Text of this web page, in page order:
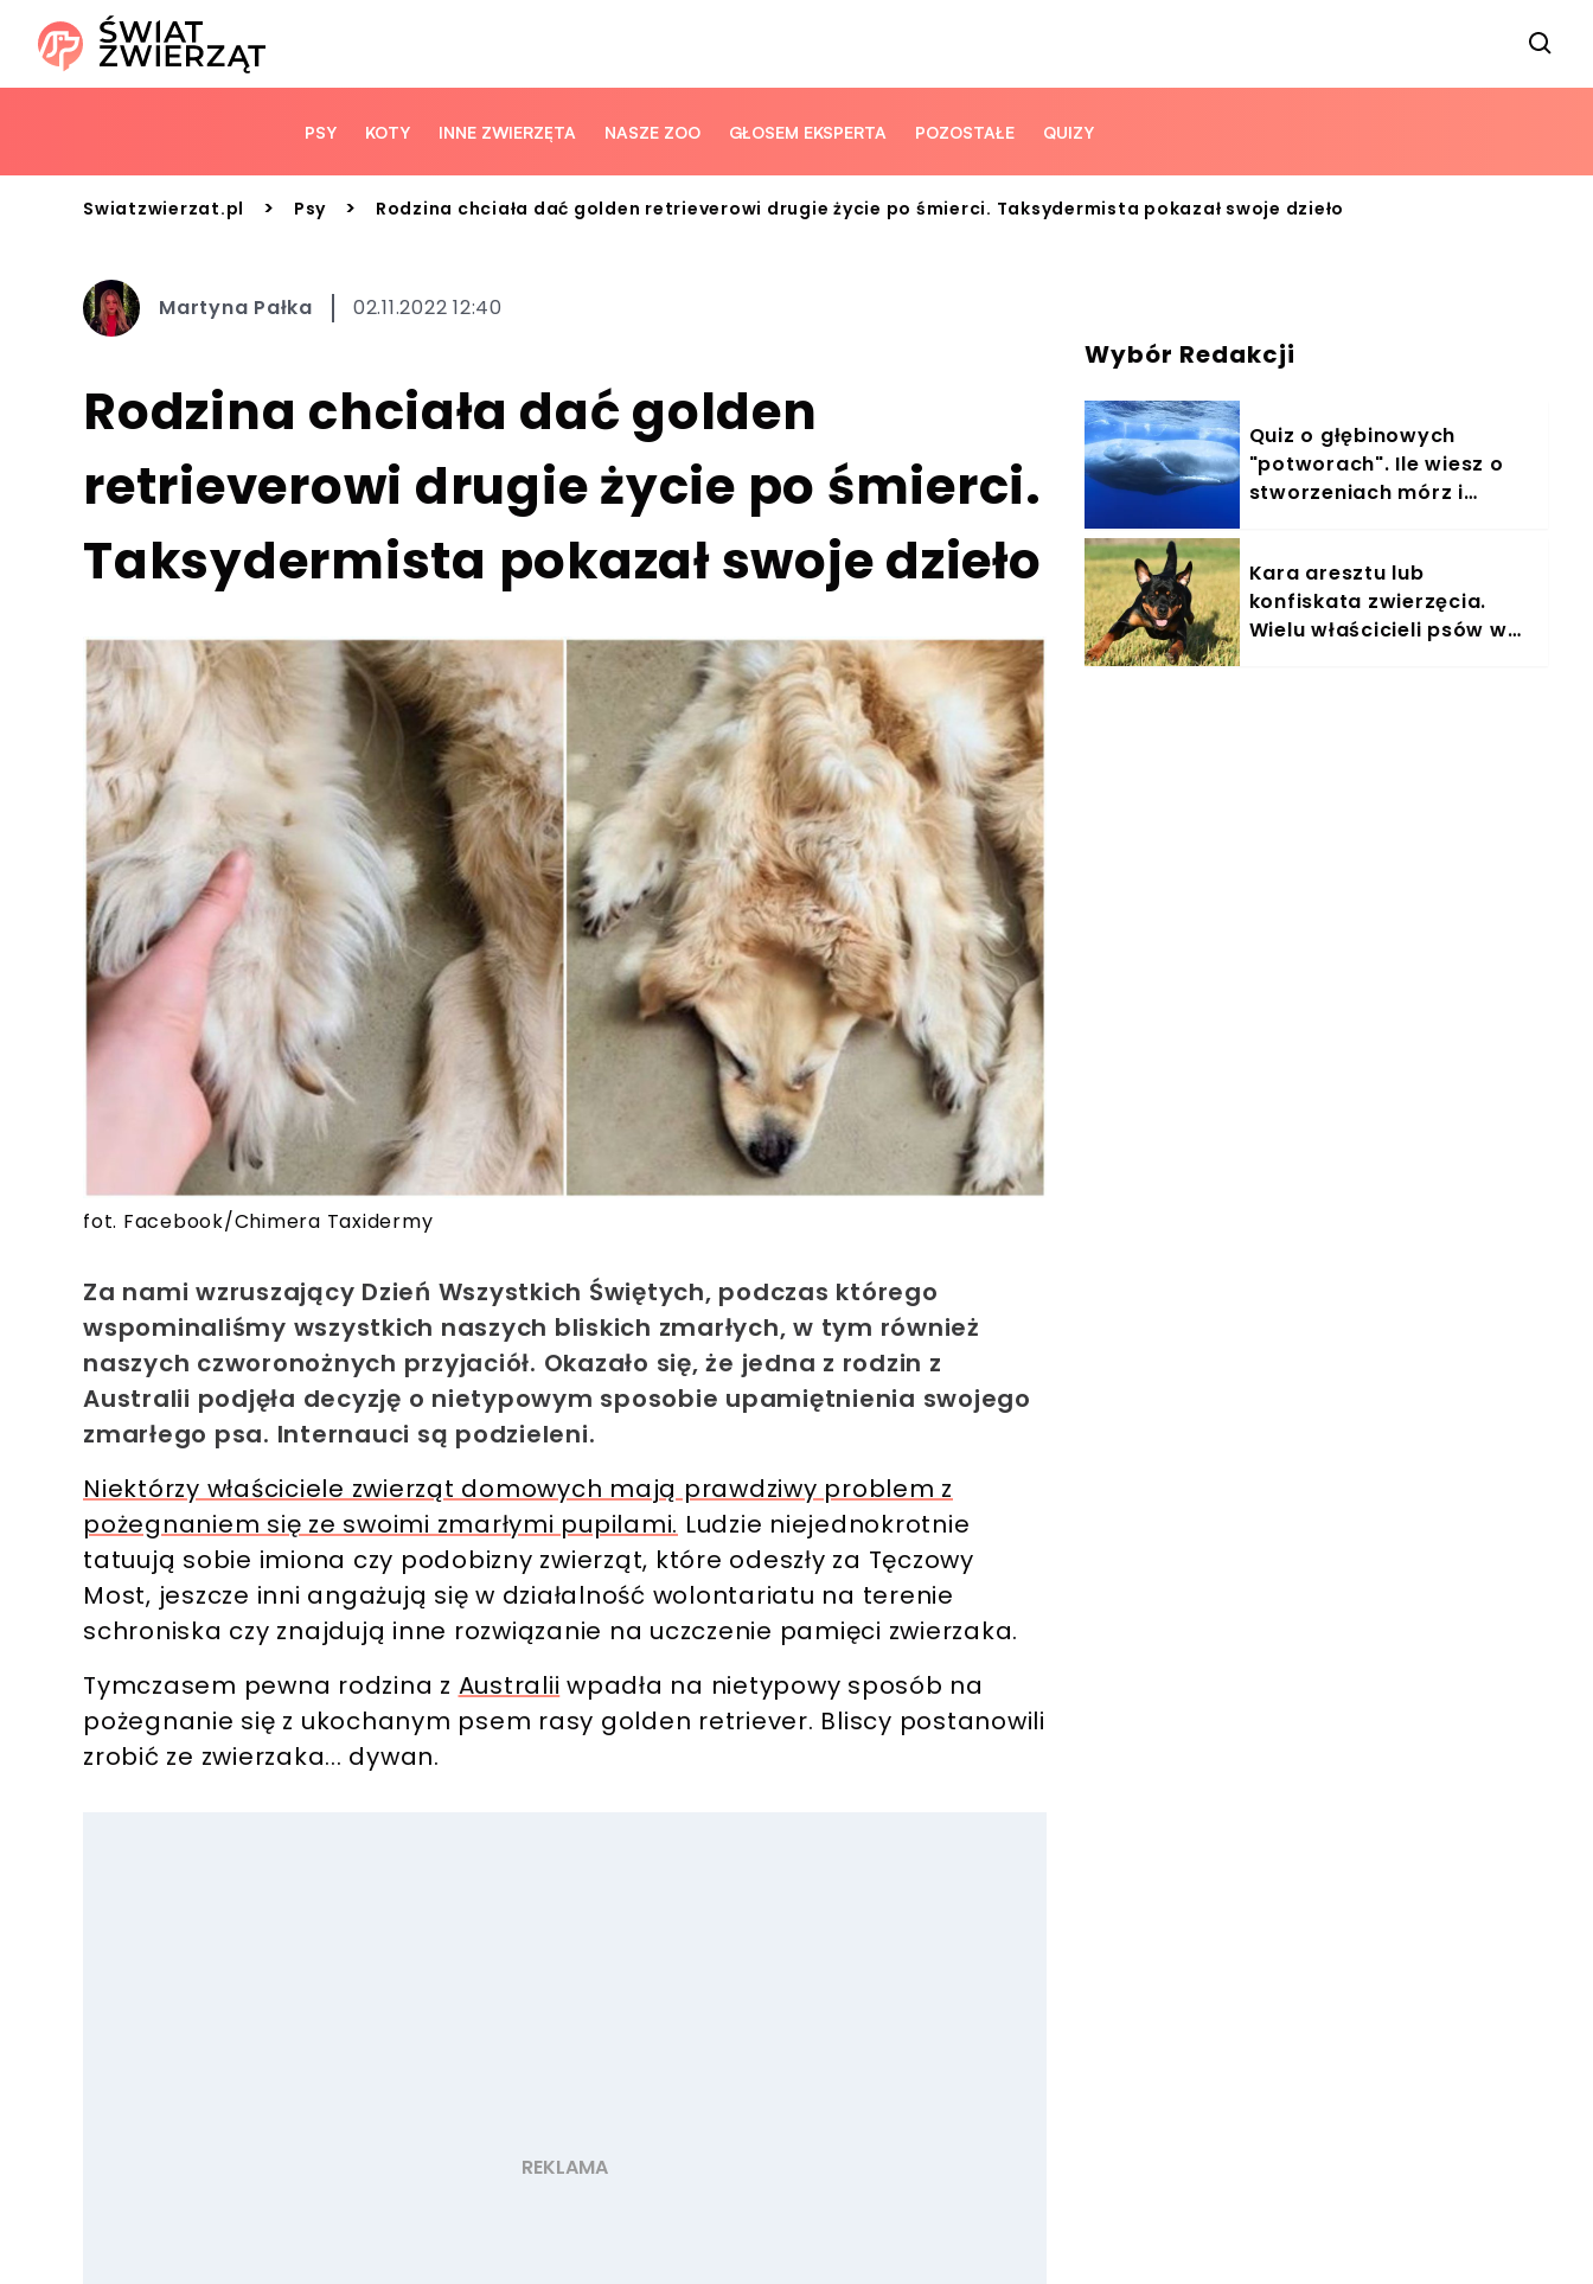
PSY KOTY INNE ZWIERZĘTA NASZE ZOO GŁOSEM EKSPERTA POZOSTAŁE QUIZY
Swiatzwierzat.pl > Psy > Rodzina chciała dać golden retrieverowi drugie życie po śmierci. Taksydermista pokazał swoje dzieło
Martyna Pałka 02.11.2022 12:40
Rodzina chciała dać golden
retrieverowi drugie życie po śmierci.
Taksydermista pokazał swoje dzieło
fot. Facebook/Chimera Taxidermy
Za nami wzruszający Dzień Wszystkich Świętych, podczas którego
wspominaliśmy wszystkich naszych bliskich zmarłych, w tym również
naszych czworonożnych przyjaciół. Okazało się, że jedna z rodzin z
Australii podjęła decyzję o nietypowym sposobie upamiętnienia swojego
zmarłego psa. Internauci są podzieleni.
Niektórzy właściciele zwierząt domowych mają prawdziwy problem z
pożegnaniem się ze swoimi zmarłymi pupilami. Ludzie niejednokrotnie
tatuują sobie imiona czy podobizny zwierząt, które odeszły za Tęczowy
Most, jeszcze inni angażują się w działalność wolontariatu na terenie
schroniska czy znajdują inne rozwiązanie na uczczenie pamięci zwierzaka.
Tymczasem pewna rodzina z Australii wpadła na nietypowy sposób na
pożegnanie się z ukochanym psem rasy golden retriever. Bliscy postanowili
zrobić ze zwierzaka... dywan.
Wybór Redakcji
Quiz o głębinowych
"potworach". Ile wiesz o
stworzeniach mórz i
Kara aresztu lub
konfiskata zwierzęcia.
Wielu właścicieli psów w